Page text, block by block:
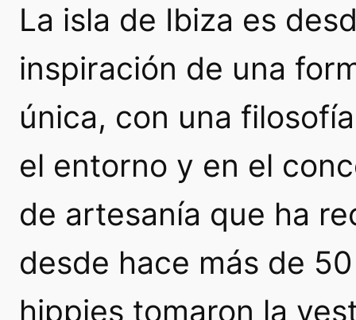
La isla de Ibiza es
inspiración de una
única, con una
el entorno y en el
de artesanía que ha
desde hace más de
hippies tomaron la